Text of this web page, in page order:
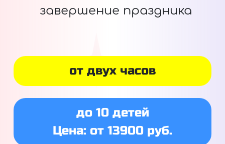
завершение праздника
от двух часов
до 10 детей
Цена: от 13900 руб.